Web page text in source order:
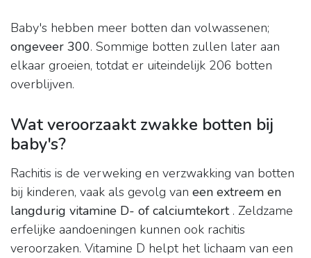
Baby's hebben meer botten dan volwassenen;
ongeveer 300. Sommige botten zullen later aan
elkaar groeien, totdat er uiteindelijk 206 botten
overblijven.
Wat veroorzaakt zwakke botten bij
baby's?
Rachitis is de verweking en verzwakking van botten
bij kinderen, vaak als gevolg van een extreem en
langdurig vitamine D- of calciumtekort. Zeldzame
erfelijke aandoeningen kunnen ook rachitis
veroorzaken. Vitamine D helpt het lichaam van een